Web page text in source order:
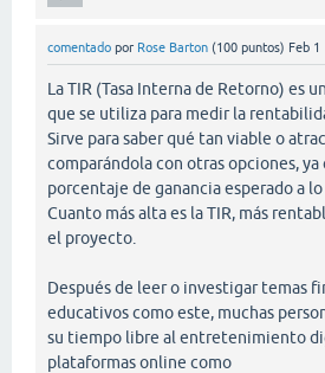
comentado por Rose Barton (100 puntos) Feb 1
La TIR (Tasa Interna de Retorno) es
que se utiliza para medir la
Sirve para saber qué tan viable o
comparándola con otras opciones,
porcentaje de ganancia esperado a
Cuanto más alta es la TIR, más
el proyecto.
Después de leer o investigar temas
educativos como este, muchas
su tiempo libre al entretenimiento
plataformas online como